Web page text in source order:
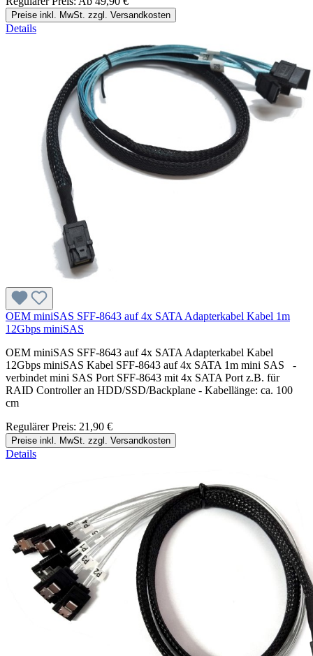
Preise inkl. MwSt. zzgl. Versandkosten
Details
OEM miniSAS SFF-8643 auf 4x SATA Adapterkabel Kabel 1m
12Gbps miniSAS
OEM miniSAS SFF-8643 auf 4x SATA Adapterkabel Kabel
12Gbps miniSAS Kabel SFF-8643 auf 4x SATA 1m mini SAS -
verbindet mini SAS Port SFF-8643 mit 4x SATA Port z.B. für
RAID Controller an HDD/SSD/Backplane - Kabellänge: ca. 100
cm
Regulärer Preis: 21,90 €
Preise inkl. MwSt. zzgl. Versandkosten
Details